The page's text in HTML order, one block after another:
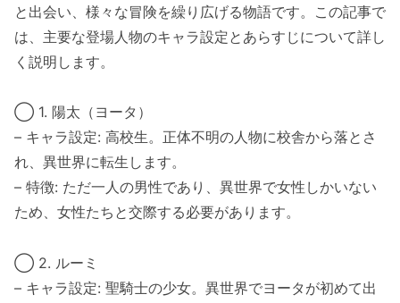
と出会い、様々な冒険を繰り広げる物語です。この記事で
は、主要な登場人物のキャラ設定とあらすじについて詳し
く説明します。
◯ 1. 陽太（ヨータ）
– キャラ設定: 高校生。正体不明の人物に校舎から落とさ
れ、異世界に転生します。
– 特徴: ただ一人の男性であり、異世界で女性しかいない
ため、女性たちと交際する必要があります。
◯ 2. ルーミ
– キャラ設定: 聖騎士の少女。異世界でヨータが初めて出